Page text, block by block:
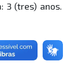
3 (tres) anos.